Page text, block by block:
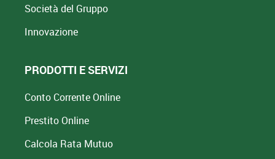
Società del Gruppo
Innovazione
PRODOTTI E SERVIZI
Conto Corrente Online
Prestito Online
Calcola Rata Mutuo